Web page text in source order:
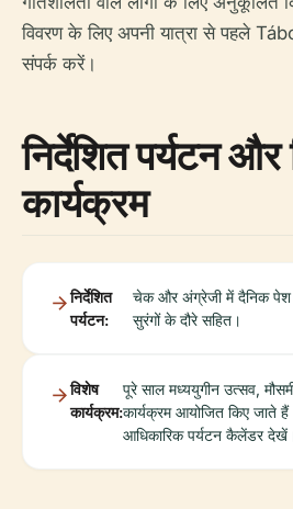
विवरण के लिए अपनी यात्रा से पहले
संपर्क करें।
निर्देशित पर्यटन
कार्यक्रम
निर्देशित
पर्यटन:
चेक और अंग्रेजी में दैनिक पेश
सुरंगों के दौरे सहित।
विशेष
कार्यक्रम:
पूरे साल मध्ययुगीन उत्सव,
कार्यक्रम आयोजित किए जाते
आधिकारिक पर्यटन कैलेंडर